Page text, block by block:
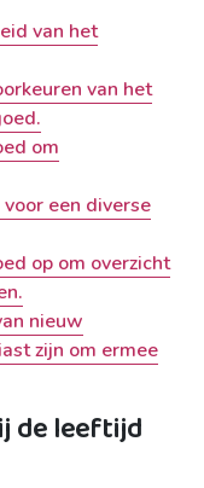
van het
van het
om
een diverse
op om overzicht
nieuw
zijn om ermee
de leeftijd